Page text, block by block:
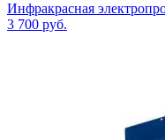
Инфракрасная
3 700 руб.